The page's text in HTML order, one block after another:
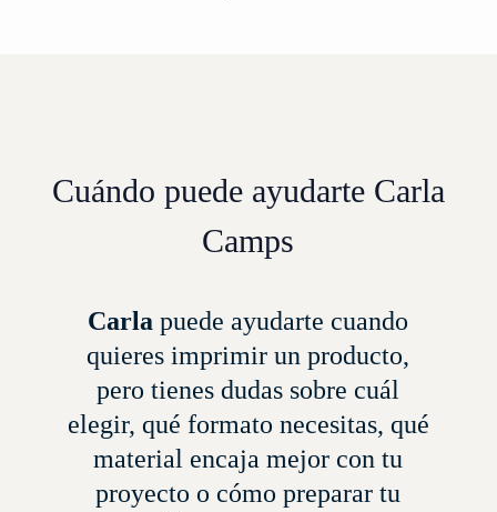
Cuándo puede ayudarte Carla
Camps
Carla puede ayudarte cuando
quieres imprimir un producto,
pero tienes dudas sobre cuál
elegir, qué formato necesitas, qué
material encaja mejor con tu
proyecto o cómo preparar tu